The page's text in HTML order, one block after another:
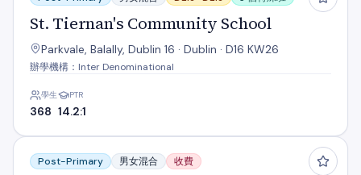
St. Tiernan's Community School
Parkvale, Balally, Dublin 16 · Dublin · D16 KW26
辦學機構：Inter Denominational
學生
368
PTR
14.2:1
Wesley College
Post-Primary 男女混合 收費